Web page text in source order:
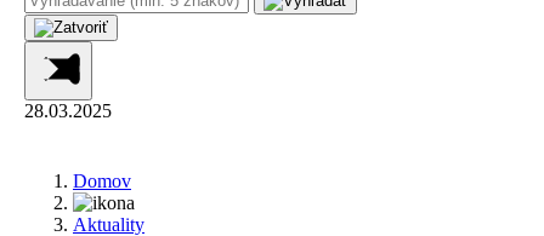
28.03.2025
Domov
Aktuality